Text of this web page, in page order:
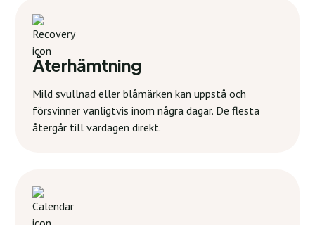
Återhämtning
Mild svullnad eller blåmärken kan uppstå och
försvinner vanligtvis inom några dagar. De flesta
återgår till vardagen direkt.